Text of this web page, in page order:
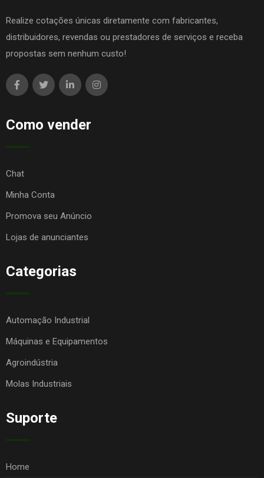
Realize cotações únicas diretamente com fabricantes,
distribuidores, revendas ou prestadores de serviços e receba
propostas sem nenhum custo!
Como vender
Chat
Minha Conta
Promova seu Anúncio
Lojas de anunciantes
Categorias
Automação Industrial
Máquinas e Equipamentos
Agroindústria
Molas Industriais
Suporte
Home